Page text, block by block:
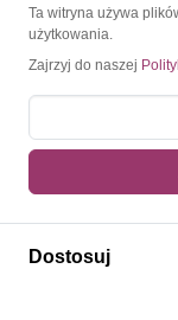
Konto
Moje konto
Mój koszyk
Adres dostawy
Ta witryna używa
użytkowania.
Zajrzyj do naszej
Dostosuj